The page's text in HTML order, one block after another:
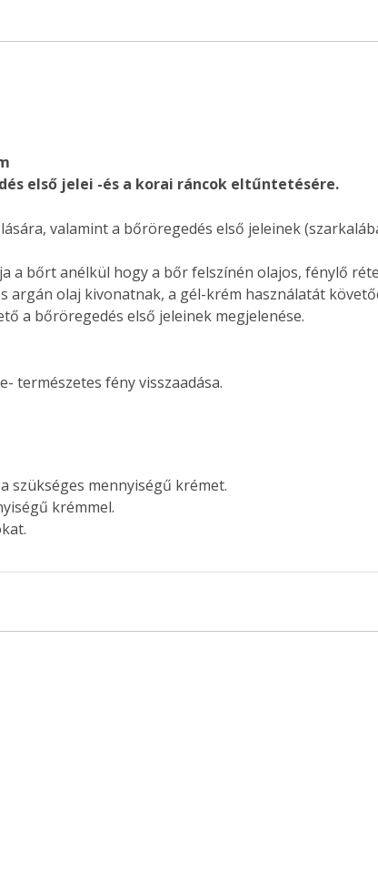
első jelei -és a korai ráncok eltűntetésére.
valamint a bőröregedés első jeleinek
a bőrt anélkül hogy a bőr felszínén olajos, fénylő
argán olaj kivonatnak, a gél-krém használatát
a bőröregedés első jeleinek megjelenése.
természetes fény visszaadása.
szükséges mennyiségű krémet.
krémmel.